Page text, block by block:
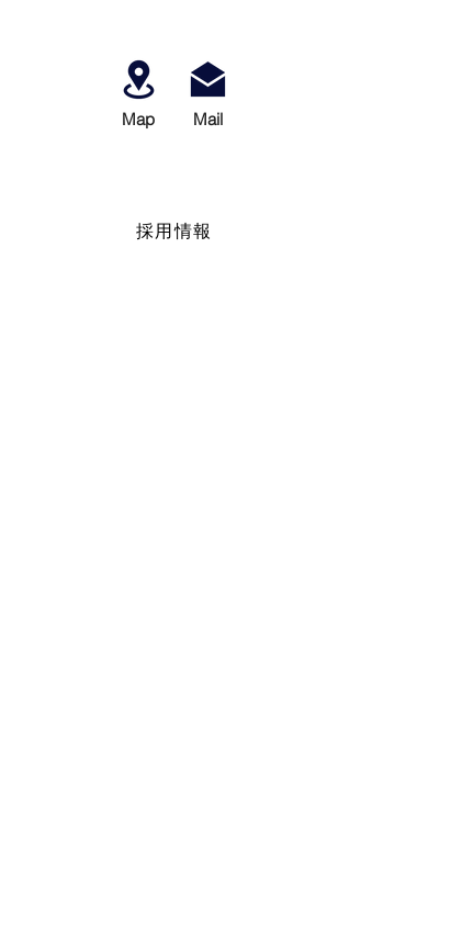
Map ​Mail
採用情報